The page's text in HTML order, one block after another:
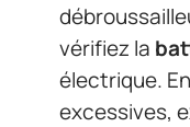
vérifiez la
électrique.
excessives,